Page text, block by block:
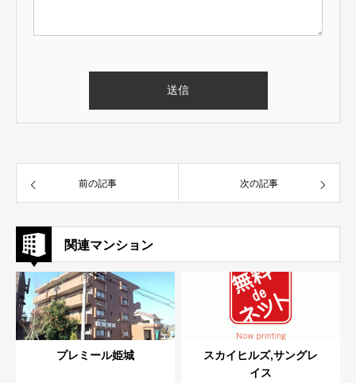
前の記事 次の記事
関連マンション
プレミール姫城
スカイヒルズ,サングレ
イス